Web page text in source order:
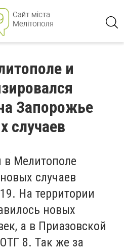
и
Запорожье
случаев
в Мелитополе
случаев
19. На территории
новых
а в Приазовской
8. Так же за